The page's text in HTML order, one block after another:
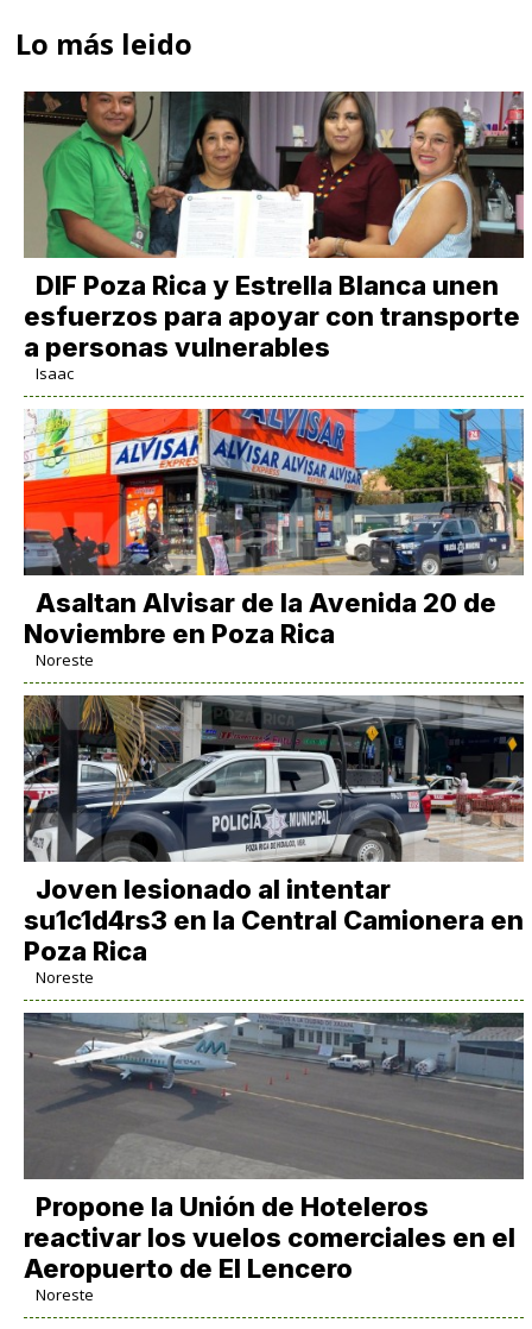
Lo más leido
DIF Poza Rica y Estrella Blanca unen
esfuerzos para apoyar con transporte
a personas vulnerables
Isaac
Asaltan Alvisar de la Avenida 20 de
Noviembre en Poza Rica
Noreste
Joven lesionado al intentar
su1c1d4rs3 en la Central Camionera en
Poza Rica
Noreste
Propone la Unión de Hoteleros
reactivar los vuelos comerciales en el
Aeropuerto de El Lencero
Noreste